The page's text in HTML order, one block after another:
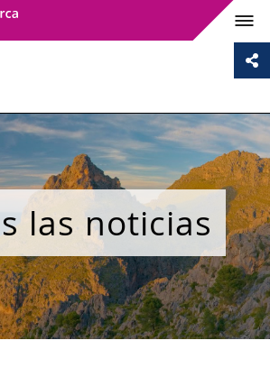
las noticias